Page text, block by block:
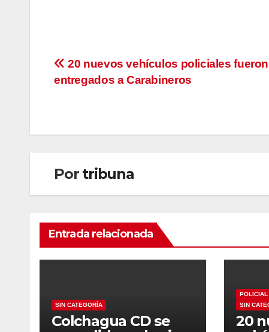
Navegación
20 nuevos vehículos policiales fueron
entregados a Carabineros
Por tribuna
Entrada relacionada
SIN CATEGORÍA
Colchagua CD se
POLICIAL
SIN
20